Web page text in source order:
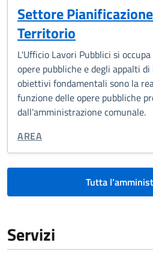
Settore
Territorio
L'Ufficio Lavori Pubblici si
opere pubbliche e degli appalti
obiettivi fondamentali sono la
funzione delle opere pubbliche
dall’amministrazione comunale.
TIPO DI ORGANIZZAZIONE:
AREA
Tutta
Servizi